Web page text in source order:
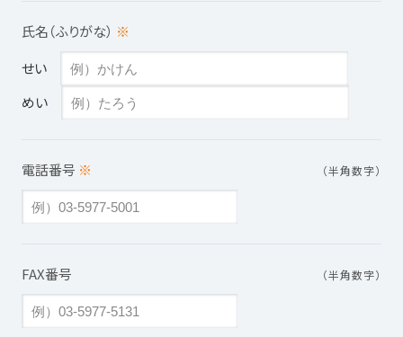
氏名（ふりがな） ※
せい
めい
電話番号 ※ （半角数字）
FAX番号 （半角数字）